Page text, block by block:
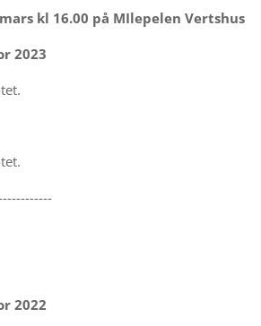
kl 16.00 på MIlepelen Vertshus
2023
2022